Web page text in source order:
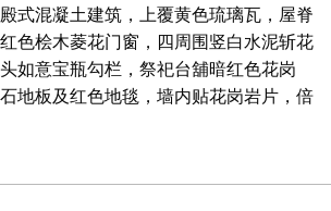
式混凝土建筑，上覆黄色琉璃瓦，屋脊
色桧木菱花门窗，四周围竖白水泥斩花
如意宝瓶勾栏，祭祀台舖暗红色花岗
地板及红色地毯，墙内贴花岗岩片，倍